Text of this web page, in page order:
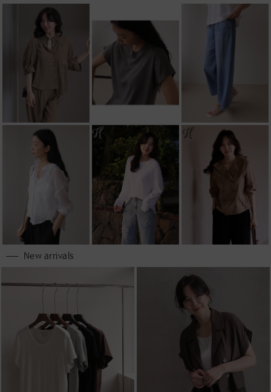
New arrivals